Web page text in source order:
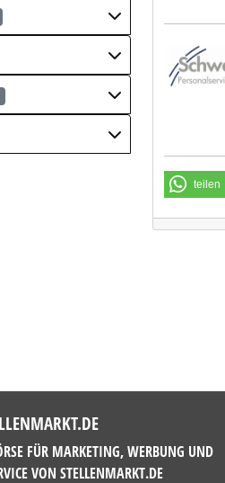
teilen
FÜR MARKETING, WERBUNG UND
VON STELLENMARKT.DE